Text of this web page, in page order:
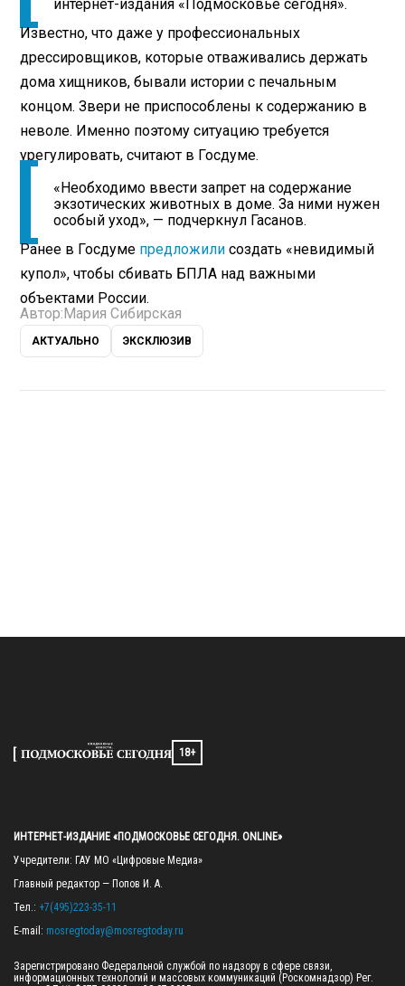
интернет-издания «Подмосковье сегодня».
Известно, что даже у профессиональных
дрессировщиков, которые отваживались держать
дома хищников, бывали истории с печальным
концом. Звери не приспособлены к содержанию в
неволе. Именно поэтому ситуацию требуется
урегулировать, считают в Госдуме.
«Необходимо ввести запрет на содержание
экзотических животных в доме. За ними нужен
особый уход», — подчеркнул Гасанов.
Ранее в Госдуме предложили создать «невидимый
купол», чтобы сбивать БПЛА над важными
объектами России.
Автор:Мария Сибирская
АКТУАЛЬНО ЭКСКЛЮЗИВ
18+
ИНТЕРНЕТ-ИЗДАНИЕ «ПОДМОСКОВЬЕ СЕГОДНЯ. ONLINE»
Учредители: ГАУ МО «Цифровые Медиа»
Главный редактор — Попов И. А.
Тел.: +7(495)223-35-11
E-mail: mosregtoday@mosregtoday.ru
Зарегистрировано Федеральной службой по надзору в сфере связи,
информационных технологий и массовых коммуникаций (Роскомнадзор) Рег.